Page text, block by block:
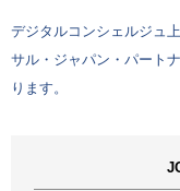
デジタルコンシェルジュ
サル・ジャパン・パート
ります。